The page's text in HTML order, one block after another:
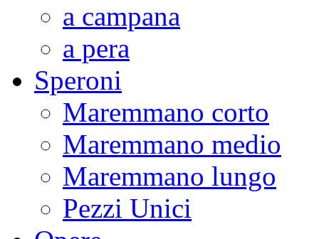
a campana
a pera
Speroni
Maremmano corto
Maremmano medio
Maremmano lungo
Pezzi Unici